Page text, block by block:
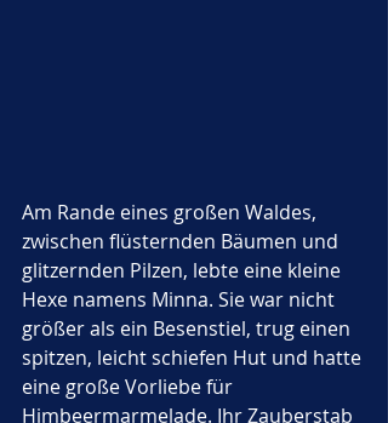
Am Rande eines großen Waldes,
zwischen flüsternden Bäumen und
glitzernden Pilzen, lebte eine kleine
Hexe namens Minna. Sie war nicht
größer als ein Besenstiel, trug einen
spitzen, leicht schiefen Hut und hatte
eine große Vorliebe für
Himbeermarmelade. Ihr Zauberstab